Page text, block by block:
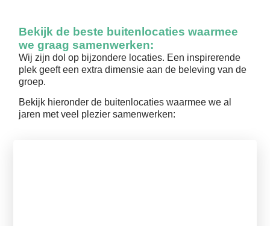
Bekijk de beste buitenlocaties waarmee
we graag samenwerken:
Wij zijn dol op bijzondere locaties. Een inspirerende
plek geeft een extra dimensie aan de beleving van de
groep.
Bekijk hieronder de buitenlocaties waarmee we al
jaren met veel plezier samenwerken: